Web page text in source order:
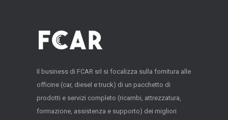
Il business di FCAR srl si focalizza sulla fornitura alle
officine (car, diesel e truck) di un pacchetto di
prodotti e servizi completo (ricambi, attrezzatura,
formazione, assistenza e supporto) dei migliori